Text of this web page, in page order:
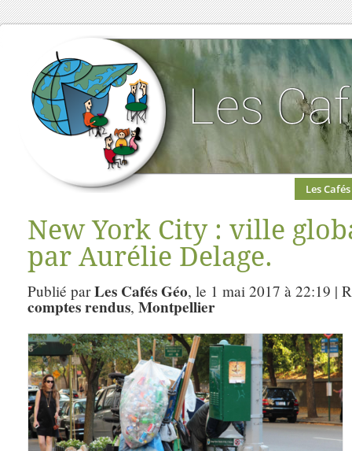
Les Cafés
New York City : ville
par Aurélie Delage.
Publié parLes Cafés Géo, le 1 mai 2017 à 22:19 |
comptes rendus, Montpellier